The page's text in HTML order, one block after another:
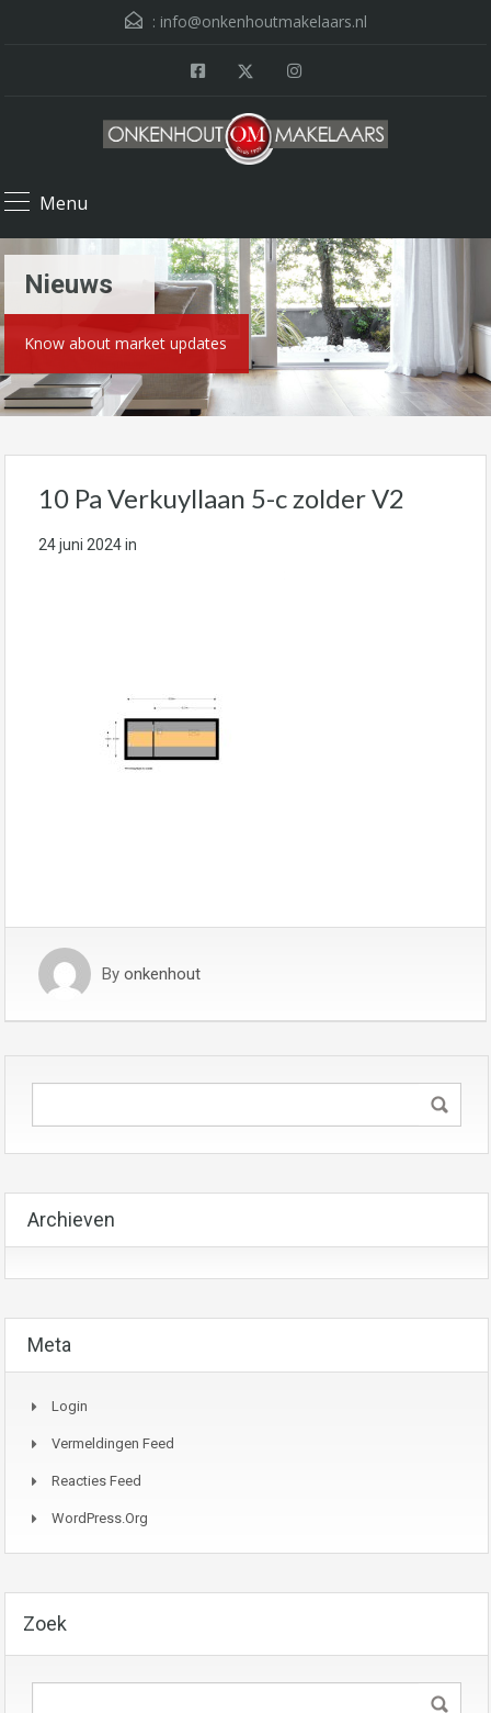
: info@onkenhoutmakelaars.nl
Menu
Nieuws
Know about market updates
10 Pa Verkuyllaan 5-c zolder V2
24 juni 2024in
By onkenhout
Archieven
Meta
Login
Vermeldingen Feed
Reacties Feed
WordPress.org
Zoek